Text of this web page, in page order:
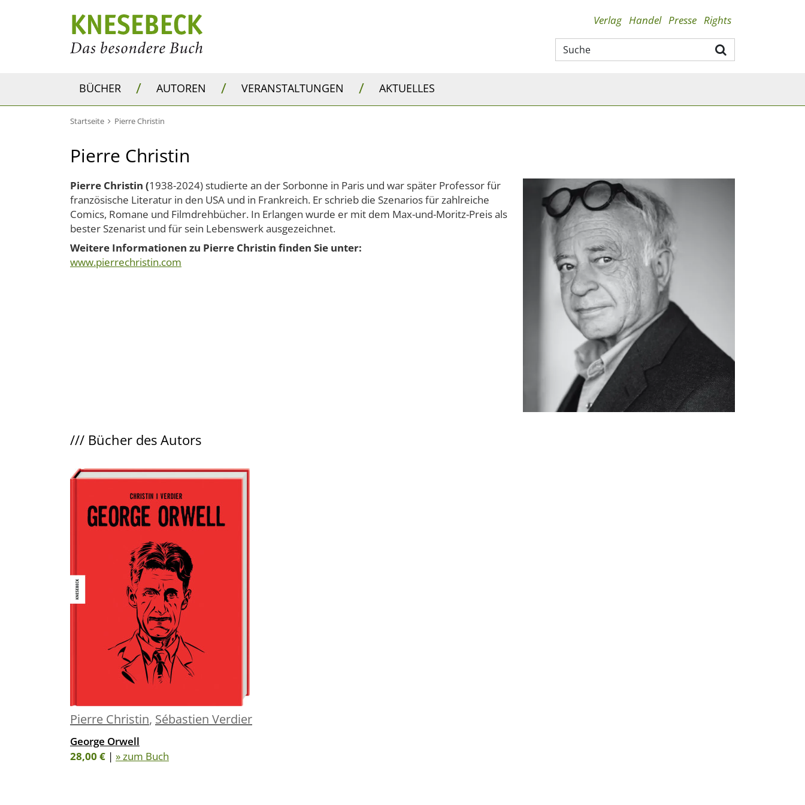
Verlag Handel Presse Rights
BÜCHER / AUTOREN / VERANSTALTUNGEN / AKTUELLES
Startseite Pierre Christin
Pierre Christin
Pierre Christin (1938-2024) studierte an der Sorbonne in Paris und war später Professor für
französische Literatur in den USA und in Frankreich. Er schrieb die Szenarios für zahlreiche
Comics, Romane und Filmdrehbücher. In Erlangen wurde er mit dem Max-und-Moritz-Preis als
bester Szenarist und für sein Lebenswerk ausgezeichnet.
Weitere Informationen zu Pierre Christin finden Sie unter:
www.pierrechristin.com
/// Bücher des Autors
Pierre Christin, Sébastien Verdier
George Orwell
28,00 € | » zum Buch